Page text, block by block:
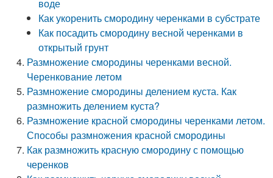
воде
Как укоренить смородину черенками в субстрате
Как посадить смородину весной черенками в
открытый грунт
Размножение смородины черенками весной.
Черенкование летом
Размножение смородины делением куста. Как
размножить делением куста?
Размножение красной смородины черенками летом.
Способы размножения красной смородины
Как размножить красную смородину с помощью
черенков